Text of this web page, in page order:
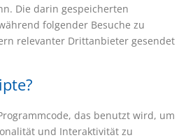
Die darin gespeicherten
folgender Besuche zu
relevanter Drittanbieter gesendet
das benutzt wird, um
und Interaktivität zu